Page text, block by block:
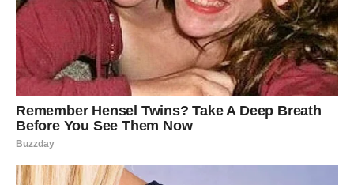
Ljuske jajeta prije upotrebe potrebno je dobro oprati, dobro
osušiti, a zatim samljeti u fini prah, na primjer u mlinu za kavu.
Također se može koristiti osušeni talog kave. Pomiješajte sve
sastojke u posudi i ugradite ih u supstrat.
Također se mogu koristiti za formuliranje otopine za
cloves
Bogati željezom mogu poslužiti kao izuzetna pomoć u uzgoju